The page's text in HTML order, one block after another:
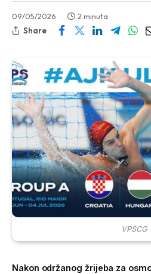
09/05/2026
2 minuta
Share
VPSCG
Nakon održanog žrijeba za